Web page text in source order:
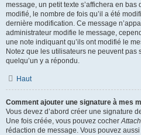
message, un petit texte s’affichera en bas
modifié, le nombre de fois qu’il a été
dernière modification. Ce message
administrateur modifie le message,
une note indiquant qu’ils ont modifié le
Notez que les utilisateurs ne peuvent
quelqu’un y a répondu.
Haut
Comment ajouter une signature à mes
Vous devez d’abord créer une signature
Une fois créée, vous pouvez cocher
rédaction de message. Vous pouvez